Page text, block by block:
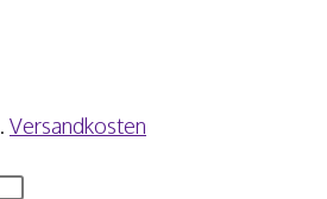
Versandkosten